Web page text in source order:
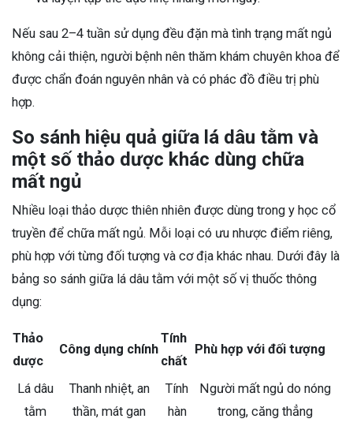
Nếu sau 2–4 tuần sử dụng đều đặn mà tình trạng mất ngủ
không cải thiện, người bệnh nên thăm khám chuyên khoa để
được chẩn đoán nguyên nhân và có phác đồ điều trị phù
hợp.
So sánh hiệu quả giữa lá dâu tằm và
một số thảo dược khác dùng chữa
mất ngủ
Nhiều loại thảo dược thiên nhiên được dùng trong y học cổ
truyền để chữa mất ngủ. Mỗi loại có ưu nhược điểm riêng,
phù hợp với từng đối tượng và cơ địa khác nhau. Dưới đây là
bảng so sánh giữa lá dâu tằm với một số vị thuốc thông
dụng:
Thảo
dược
Công dụng chính
Tính
chất
Phù hợp với đối tượng
Lá dâu
tằm
Thanh nhiệt, an
thần, mát gan
Tính
hàn
Người mất ngủ do nóng
trong, căng thẳng